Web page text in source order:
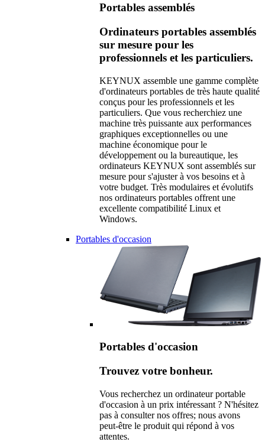
Portables assemblés
Ordinateurs portables assemblés
sur mesure pour les
professionnels et les particuliers.
KEYNUX assemble une gamme complète
d'ordinateurs portables de très haute qualité
conçus pour les professionnels et les
particuliers. Que vous recherchiez une
machine très puissante aux performances
graphiques exceptionnelles ou une
machine économique pour le
développement ou la bureautique, les
ordinateurs KEYNUX sont assemblés sur
mesure pour s'ajuster à vos besoins et à
votre budget. Très modulaires et évolutifs
nos ordinateurs portables offrent une
excellente compatibilité Linux et
Windows.
Portables d'occasion
Portables d'occasion
Trouvez votre bonheur.
Vous recherchez un ordinateur portable
d'occasion à un prix intéressant ? N'hésitez
pas à consulter nos offres; nous avons
peut-être le produit qui répond à vos
attentes.